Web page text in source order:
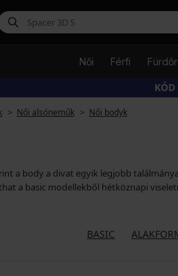
Női Férfi
Női alsóneműk Női bodyk
a body a divat egyik legjobb
a basic modellekből hétköznapi
BASIC